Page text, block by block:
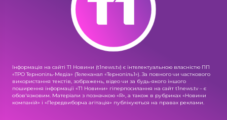
Інформація на сайті Т1 Новини (t1news.tv) є інтелектуальною власністю ПП
«ТРО Тернопіль-Медіа» (Телеканал «Тернопіль1»). За повного чи часткового
використання текстів, зображень, відео чи за будь-якого іншого
поширення інформації «Т1 Новини» гіперпосилання на сайт t1news.tv – є
обов'язковим. Матеріали з позначкою «R», а також в рубриках «Новини
компаній» і «Передвиборча агітація» публікуються на правах реклами.